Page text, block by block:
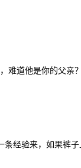
难道他是你的父亲
经验来，如果裤